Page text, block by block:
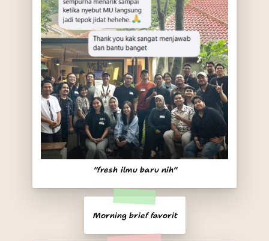
"fresh ilmu baru nih"
Morning brief favorit